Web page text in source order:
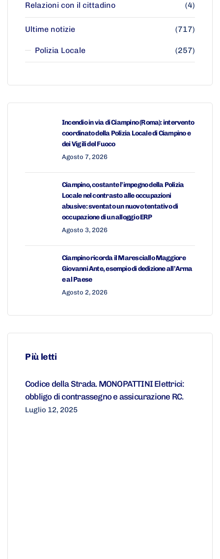
Relazioni con il cittadino (4)
Ultime notizie (717)
Polizia Locale (257)
Incendio in via di Ciampino (Roma): intervento
coordinato della Polizia Locale di Ciampino e
dei Vigili del Fuoco
Agosto 7, 2026
Ciampino, costante l’impegno della Polizia
Locale nel contrasto alle occupazioni
abusive: sventato un nuovo tentativo di
occupazione di un alloggio ERP
Agosto 3, 2026
Ciampino ricorda il Maresciallo Maggiore
Giovanni Ante, esempio di dedizione all’Arma
e al Paese
Agosto 2, 2026
Più letti
Codice della Strada. MONOPATTINI Elettrici:
obbligo di contrassegno e assicurazione RC.
Luglio 12, 2025